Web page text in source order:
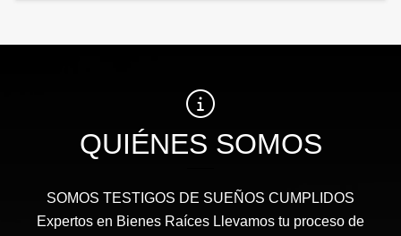
QUIÉNES SOMOS
SOMOS TESTIGOS DE SUEÑOS CUMPLIDOS
Expertos en Bienes Raíces Llevamos tu proceso de